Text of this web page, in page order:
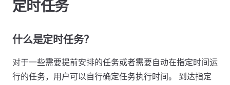
定时任务
什么是定时任务？
对于一些需要提前安排的任务或者需要自动在指定时间运
行的任务，用户可以自行确定任务执行时间。 到达指定